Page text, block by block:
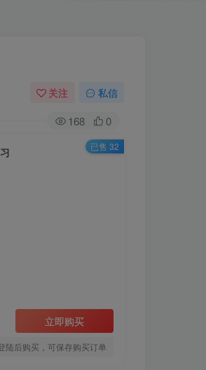
关注 私信
168 0
立即购买
陆后购买，可保存购买订单
已售 32